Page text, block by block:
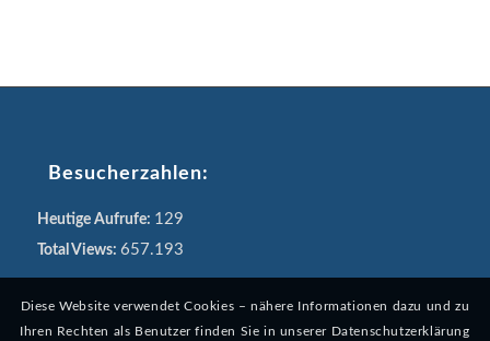
Besucherzahlen:
Heutige Aufrufe: 129
Total Views: 657.193
Diese Website verwendet Cookies – nähere Informationen dazu und zu
Ihren Rechten als Benutzer finden Sie in unserer Datenschutzerklärung